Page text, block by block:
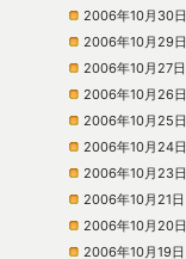
2006年10月30日
2006年10月29日
2006年10月27日
2006年10月26日
2006年10月25日
2006年10月24日
2006年10月23日
2006年10月21日
2006年10月20日
2006年10月19日